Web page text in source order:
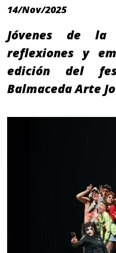
14/Nov/2025
Jóvenes de la
reflexiones y
edición del
Balmaceda Arte